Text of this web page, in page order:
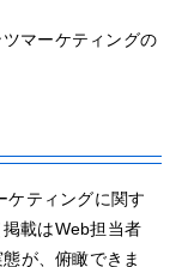
マーケティングの
ケティングに関す
載はWeb担当者
が、俯瞰できま